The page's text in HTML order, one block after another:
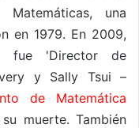
una
en 1979. En 2009,
'Director de
y Sally Tsui –
de Matemática
muerte. También